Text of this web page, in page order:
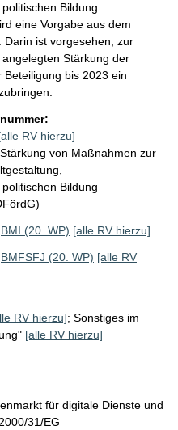
Bildung
eine Vorgabe aus dem
Darin ist vorgesehen, zur
Stärkung der
bis 2023 ein
RV hierzu]
von Maßnahmen zur
Bildung
BMI (20. WP) [alle RV hierzu]
BMFSFJ (20. WP) [alle RV
RV hierzu]; Sonstiges im
[alle RV hierzu]
für digitale Dienste und
31/EG